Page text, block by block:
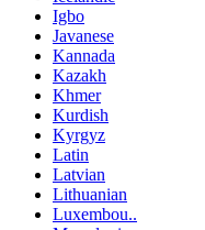
Igbo
Javanese
Kannada
Kazakh
Khmer
Kurdish
Kyrgyz
Latin
Latvian
Lithuanian
Luxembou..